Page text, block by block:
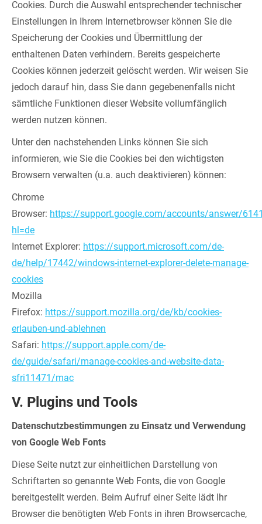
Cookies. Durch die Auswahl entsprechender technischer
Einstellungen in Ihrem Internetbrowser können Sie die
Speicherung der Cookies und Übermittlung der
enthaltenen Daten verhindern. Bereits gespeicherte
Cookies können jederzeit gelöscht werden. Wir weisen Sie
jedoch darauf hin, dass Sie dann gegebenenfalls nicht
sämtliche Funktionen dieser Website vollumfänglich
werden nutzen können.
Unter den nachstehenden Links können Sie sich
informieren, wie Sie die Cookies bei den wichtigsten
Browsern verwalten (u.a. auch deaktivieren) können:
Chrome
Browser: https://support.google.com/accounts/answer/
hl=de
Internet Explorer: https://support.microsoft.com/de-
de/help/17442/windows-internet-explorer-delete-manage-
cookies
Mozilla
Firefox: https://support.mozilla.org/de/kb/cookies-
erlauben-und-ablehnen
Safari: https://support.apple.com/de-
de/guide/safari/manage-cookies-and-website-data-
sfri11471/mac
V. Plugins und Tools
Datenschutzbestimmungen zu Einsatz und Verwendung
von Google Web Fonts
Diese Seite nutzt zur einheitlichen Darstellung von
Schriftarten so genannte Web Fonts, die von Google
bereitgestellt werden. Beim Aufruf einer Seite lädt Ihr
Browser die benötigten Web Fonts in ihren Browsercache,